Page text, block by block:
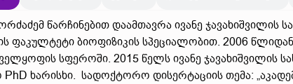
წარჩინებით დაამთავრა ივანე
ფაკულტეტი ბიოფიზიკის სპეციალობით. 2006
სფეროში. 2015 წელს ივანე ჯავახიშვილის
ხარისხი. სადოქტორო დისერტაციის თემა: